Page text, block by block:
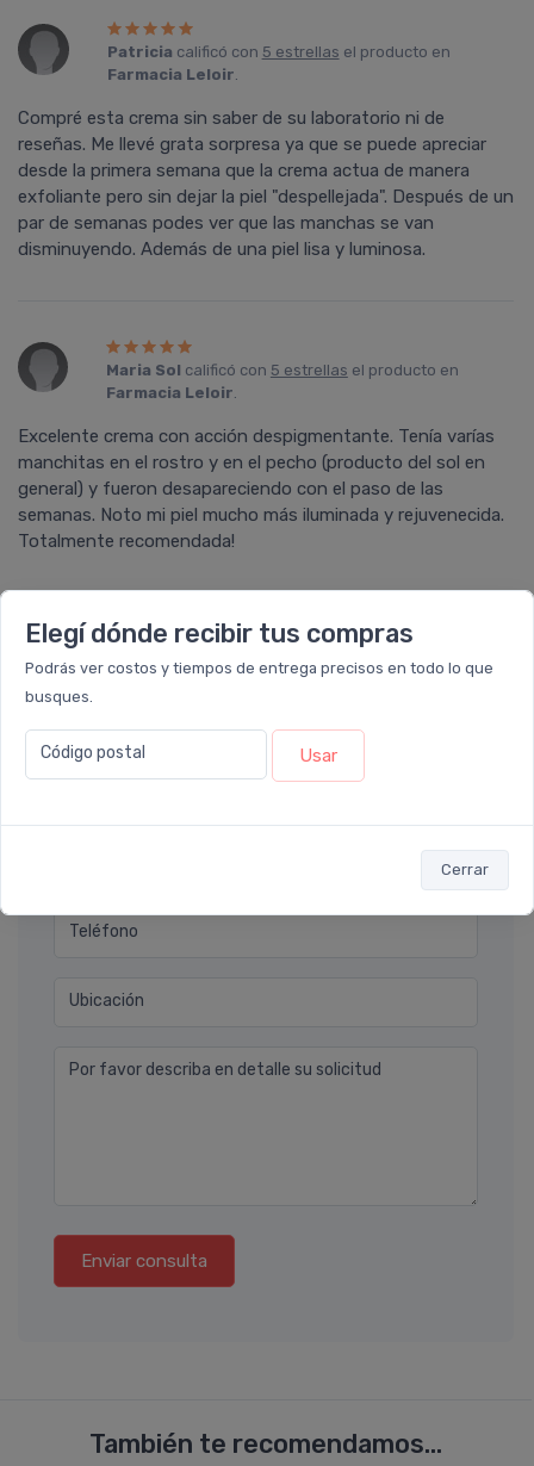
Elegí dónde recibir tus compras
Podrás ver costos y tiempos de entrega precisos en todo lo que
busques.
Código postal Usar
Cerrar
Patricia calificó con 5 estrellas el producto en
Farmacia Leloir.
Compré esta crema sin saber de su laboratorio ni de
reseñas. Me llevé grata sorpresa ya que se puede apreciar
desde la primera semana que la crema actua de manera
exfoliante pero sin dejar la piel "despellejada". Después de un
par de semanas podes ver que las manchas se van
disminuyendo. Además de una piel lisa y luminosa.
Maria Sol calificó con 5 estrellas el producto en
Farmacia Leloir.
Excelente crema con acción despigmentante. Tení­a varí­as
manchitas en el rostro y en el pecho (producto del sol en
general) y fueron desapareciendo con el paso de las
semanas. Noto mi piel mucho más iluminada y rejuvenecida.
Totalmente recomendada!
Ver todos los reviews
Déjanos tu consulta
Teléfono
Ubicación
Por favor describa en detalle su solicitud
Enviar consulta
También te recomendamos...